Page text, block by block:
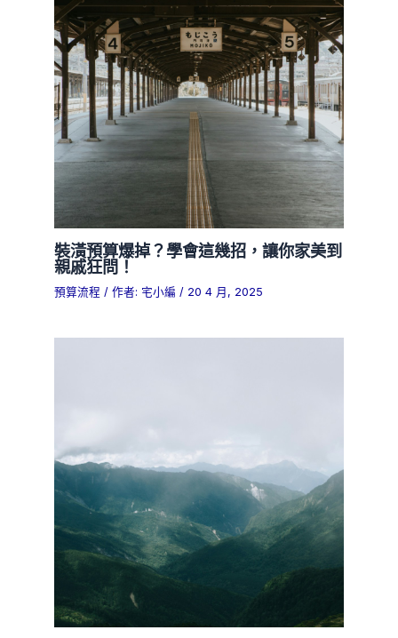
裝潢預算爆掉？學會這幾招，讓你家美到
親戚狂問！
預算流程 / 作者: 宅小編/ 20 4 月, 2025